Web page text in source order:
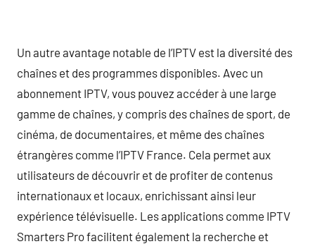
Un autre avantage notable de l’IPTV est la diversité des
chaînes et des programmes disponibles. Avec un
abonnement IPTV, vous pouvez accéder à une large
gamme de chaînes, y compris des chaînes de sport, de
cinéma, de documentaires, et même des chaînes
étrangères comme l’IPTV France. Cela permet aux
utilisateurs de découvrir et de profiter de contenus
internationaux et locaux, enrichissant ainsi leur
expérience télévisuelle. Les applications comme IPTV
Smarters Pro facilitent également la recherche et